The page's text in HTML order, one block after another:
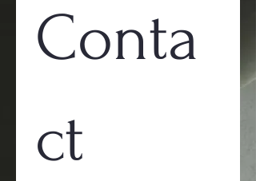
Conta
ct